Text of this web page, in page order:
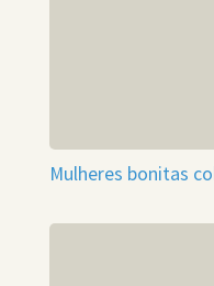
Mulheres bonitas